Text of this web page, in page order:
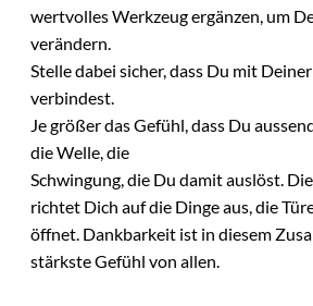
wertvolles Werkzeug ergänzen, um
verändern.
Stelle dabei sicher, dass Du mit
verbindest.
Je größer das Gefühl, dass Du
die Welle, die
Schwingung, die Du damit auslöst.
richtet Dich auf die Dinge aus, die
öffnet. Dankbarkeit ist in diesem
stärkste Gefühl von allen.